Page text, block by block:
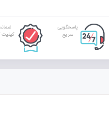
پاسخگویی
سریع
کیفیت